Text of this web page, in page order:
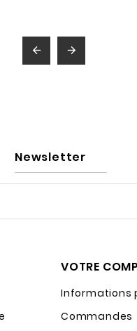
 
Newsletter
VOTRE
Informations
Commandes